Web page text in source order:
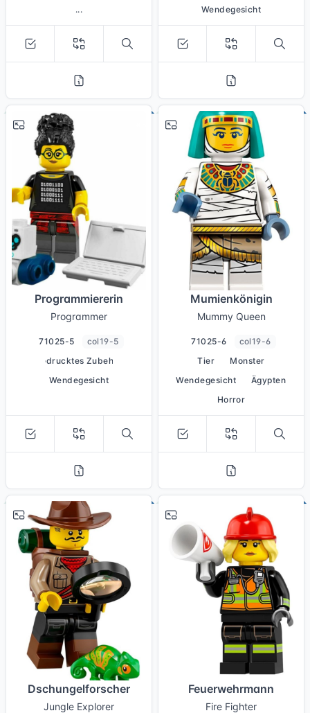
...
Wendegesicht
Programmiererin
Programmer
71025-5
col19-5
bedrucktes Zubehör
Wendegesicht
Mumienkönigin
Mummy Queen
71025-6
col19-6
Tier
Monster
Wendegesicht
Ägypten
Horror
Dschungelforscher
Jungle Explorer
Feuerwehrmann
Fire Fighter